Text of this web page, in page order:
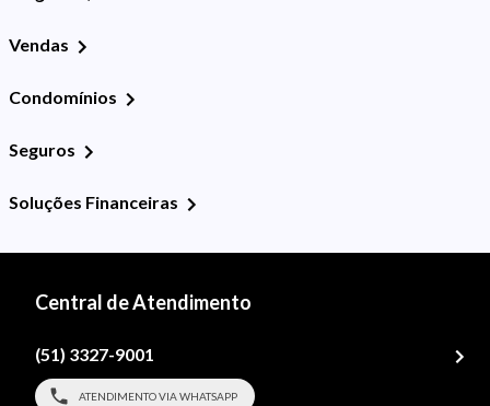
Vendas
Condomínios
Seguros
Soluções Financeiras
Central de Atendimento
(51) 3327-9001
ATENDIMENTO VIA WHATSAPP